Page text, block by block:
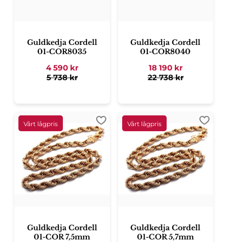
Guldkedja Cordell
01-COR8035
4 590kr
5 738kr
Guldkedja Cordell
01-COR8040
18 190kr
22 738kr
Guldkedja Cordell
01-COR 7,5mm
Lägg till i favoriter
Guldkedja Cordell
01-COR 5,7mm
Lägg